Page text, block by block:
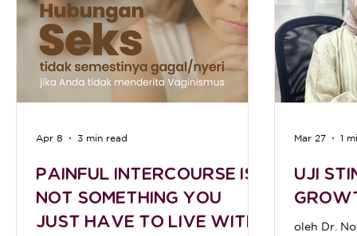
PAINFUL INTERCOURSE IS
NOT SOMETHING YOU
JUST HAVE TO LIVE WITH
Apr 8 3 min read
UJI
oleh Dr.
Mar 27 1